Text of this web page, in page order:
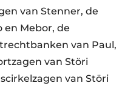
van Stenner, de
en Mebor, de
van Paul,
van Störi
van Störi